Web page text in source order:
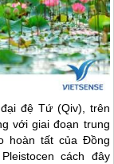
đệ Tứ (Qiv), trên
với giai đoạn trung
hoàn tất của Đồng
cách đây